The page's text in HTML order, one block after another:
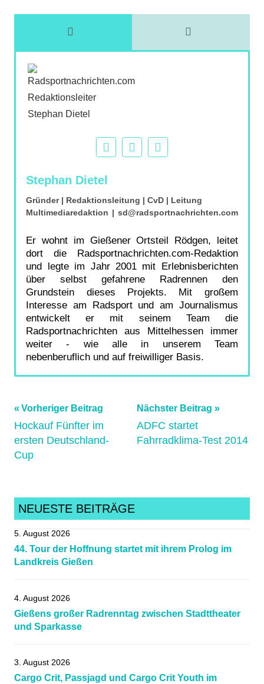
Stephan Dietel
Gründer | Redaktionsleitung | CvD | Leitung
Multimediaredaktion | sd@radsportnachrichten.com
Er wohnt im Gießener Ortsteil Rödgen, leitet
dort die Radsportnachrichten.com-Redaktion
und legte im Jahr 2001 mit Erlebnisberichten
über selbst gefahrene Radrennen den
Grundstein dieses Projekts. Mit großem
Interesse am Radsport und am Journalismus
entwickelt er mit seinem Team die
Radsportnachrichten aus Mittelhessen immer
weiter - wie alle in unserem Team
nebenberuflich und auf freiwilliger Basis.
Schlagwörter:
dünsberg
marathon,
Mountainbike
Beitragsnavigation
Vorheriger Beitrag
Hockauf Fünfter im
ersten Deutschland-
Cup
Nächster Beitrag
ADFC startet
Fahrradklima-Test 2014
NEUESTE BEITRÄGE
5. August 2026
44. Tour der Hoffnung startet mit ihrem Prolog im
Landkreis Gießen
4. August 2026
Gießens großer Radrenntag zwischen Stadttheater
und Sparkasse
3. August 2026
Cargo Crit, Passjagd und Cargo Crit Youth im